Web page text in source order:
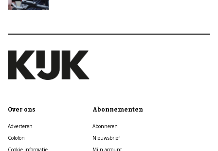
Over ons
Adverteren
Colofon
Cookie informatie
Abonnementen
Abonneren
Nieuwsbrief
Mijn account